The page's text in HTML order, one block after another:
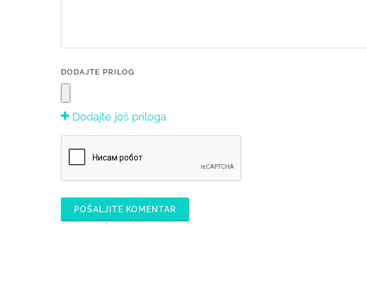
DODAJTE PRILOG
Dodajte još priloga
POŠALJITE KOMENTAR